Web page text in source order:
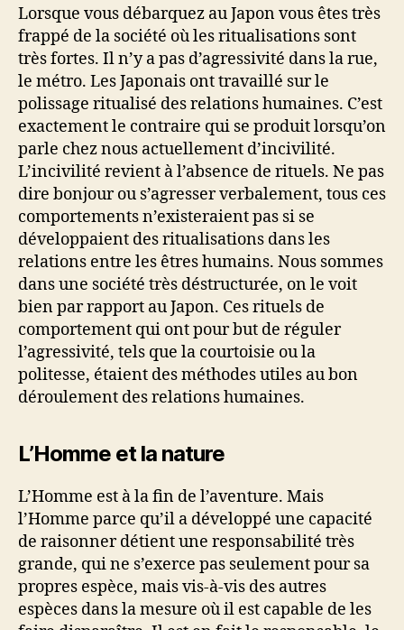
Lorsque vous débarquez au Japon vous êtes très
frappé de la société où les ritualisations sont
très fortes. Il n’y a pas d’agressivité dans la rue,
le métro. Les Japonais ont travaillé sur le
polissage ritualisé des relations humaines. C’est
exactement le contraire qui se produit lorsqu’on
parle chez nous actuellement d’incivilité.
L’incivilité revient à l’absence de rituels. Ne pas
dire bonjour ou s’agresser verbalement, tous ces
comportements n’existeraient pas si se
développaient des ritualisations dans les
relations entre les êtres humains. Nous sommes
dans une société très déstructurée, on le voit
bien par rapport au Japon. Ces rituels de
comportement qui ont pour but de réguler
l’agressivité, tels que la courtoisie ou la
politesse, étaient des méthodes utiles au bon
déroulement des relations humaines.
L’Homme et la nature
L’Homme est à la fin de l’aventure. Mais
l’Homme parce qu’il a développé une capacité
de raisonner détient une responsabilité très
grande, qui ne s’exerce pas seulement pour sa
propres espèce, mais vis-à-vis des autres
espèces dans la mesure où il est capable de les